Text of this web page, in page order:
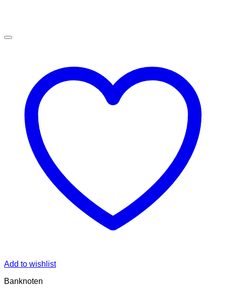
Add to wishlist
Banknoten